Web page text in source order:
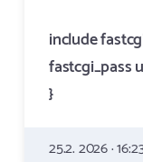
include
fastcgi_pass
}
25.2. 2026 ·